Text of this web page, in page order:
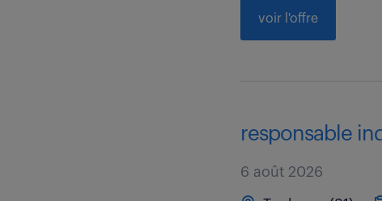
voir l'offre
responsable
6 août 2026